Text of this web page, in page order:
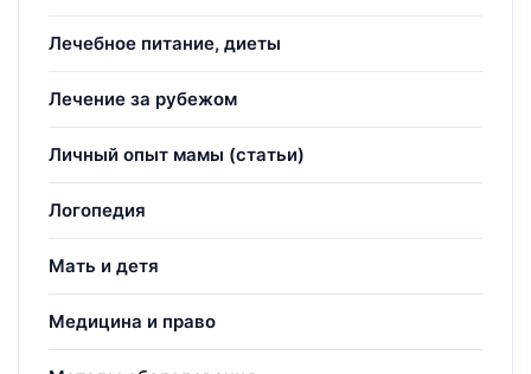
Лечебное питание, диеты
Лечение за рубежом
Личный опыт мамы (статьи)
Логопедия
Мать и детя
Медицина и право